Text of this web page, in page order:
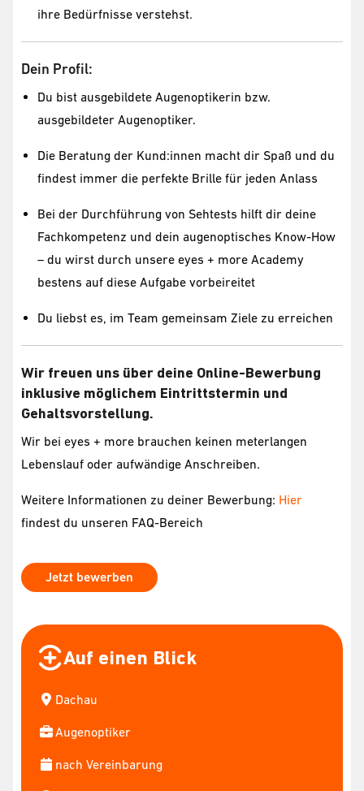
ihre Bedürfnisse verstehst.
Dein Profil:
Du bist ausgebildete Augenoptikerin bzw.
ausgebildeter Augenoptiker.
Die Beratung der Kund:innen macht dir Spaß und du
findest immer die perfekte Brille für jeden Anlass
Bei der Durchführung von Sehtests hilft dir deine
Fachkompetenz und dein augenoptisches Know-How
– du wirst durch unsere eyes + more Academy
bestens auf diese Aufgabe vorbeireitet
Du liebst es, im Team gemeinsam Ziele zu erreichen
Wir freuen uns über deine Online-Bewerbung
inklusive möglichem Eintrittstermin und
Gehaltsvorstellung.
Wir bei eyes + more brauchen keinen meterlangen
Lebenslauf oder aufwändige Anschreiben.
Weitere Informationen zu deiner Bewerbung: Hier
findest du unseren FAQ-Bereich
Jetzt bewerben
Auf einen Blick
Dachau
Augenoptiker
nach Vereinbarung